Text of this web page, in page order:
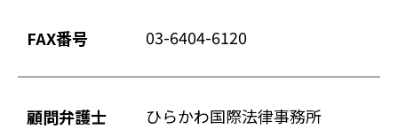
FAX番号 03-6404-6120
顧問弁護士 ひらかわ国際法律事務所